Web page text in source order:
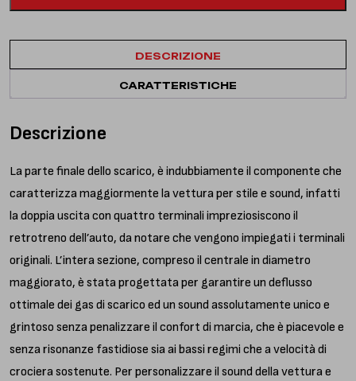
finale
quantità
DESCRIZIONE
CARATTERISTICHE
Descrizione
La parte finale dello scarico, è indubbiamente il componente che
caratterizza maggiormente la vettura per stile e sound, infatti
la doppia uscita con quattro terminali impreziosiscono il
retrotreno dell’auto, da notare che vengono impiegati i terminali
originali. L’intera sezione, compreso il centrale in diametro
maggiorato, è stata progettata per garantire un deflusso
ottimale dei gas di scarico ed un sound assolutamente unico e
grintoso senza penalizzare il confort di marcia, che è piacevole e
senza risonanze fastidiose sia ai bassi regimi che a velocità di
crociera sostenute. Per personalizzare il sound della vettura e